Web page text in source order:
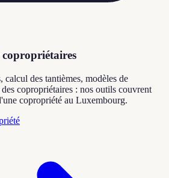
calcul des tantièmes, modèles de
copropriétaires : nos outils couvrent
copropriété au Luxembourg.